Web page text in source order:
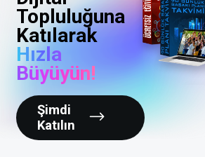
Topluluğuna
Katılarak
Hızla
Büyüyün!
Şimdi
Katılın